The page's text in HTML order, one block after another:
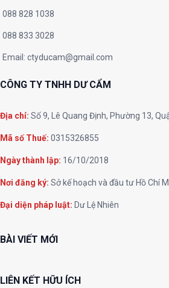
088 828 1038
088 833 3028
Email: ctyducam@gmail.com
CÔNG TY TNHH DƯ CẨM
Địa chỉ: Số 9, Lê Quang Định, Phường 13,
Mã số Thuế: 0315326855
Ngày thành lập: 16/10/2018
Nơi đăng ký: Sở kế hoạch và đầu tư Hồ Chí
Đại diện pháp luật: Dư Lệ Nhiên
BÀI VIẾT MỚI
LIÊN KẾT HỮU ÍCH